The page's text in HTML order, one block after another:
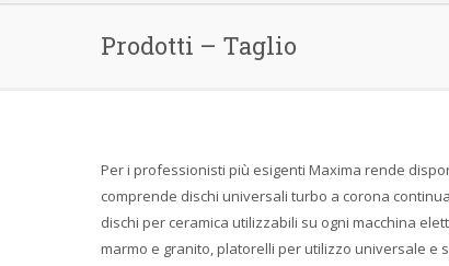
Prodotti – Taglio
Per i professionisti più esigenti Maxima rende
comprende dischi universali turbo a corona
dischi per ceramica utilizzabili su ogni macchina
marmo e granito, platorelli per utilizzo universale e